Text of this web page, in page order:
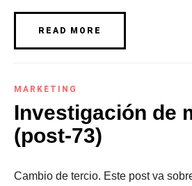
READ MORE
MARKETING
Investigación de
(post-73)
Cambio de tercio. Este post va